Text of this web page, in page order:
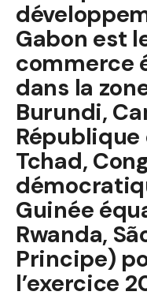
Gabon est
commerce
dans la
Burundi,
Tchad,
Guinée
Rwanda,
Principe)
l’exercice